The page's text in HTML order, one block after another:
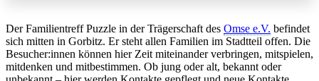
Der Familientreff Puzzle in der Trägerschaft des Omse e.V. befindet
sich mitten in Gorbitz. Er steht allen Familien im Stadtteil offen. Die
Besucher:innen können hier Zeit miteinander verbringen, mitspielen,
mitdenken und mitbestimmen. Ob jung oder alt, bekannt oder